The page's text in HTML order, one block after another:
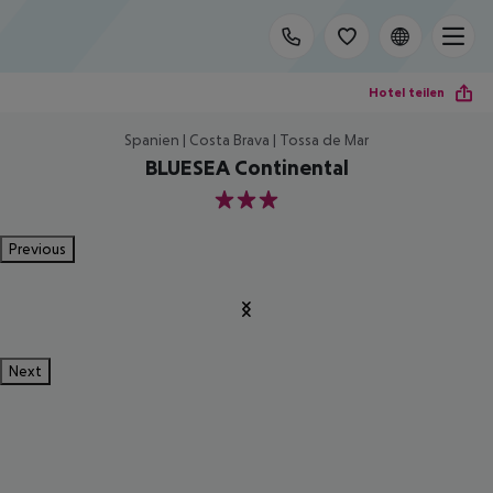
Hotel teilen
Spanien | Costa Brava | Tossa de Mar
BLUESEA Continental
3
Previous
Next